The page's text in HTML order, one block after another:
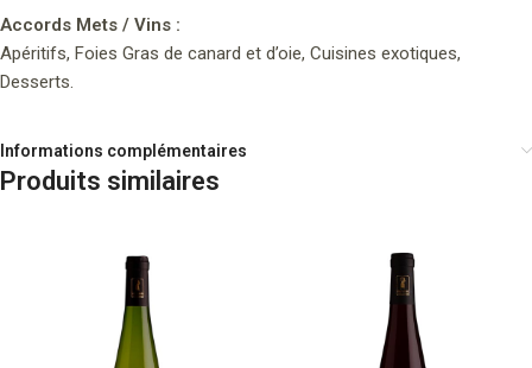
Accords Mets / Vins :
Apéritifs, Foies Gras de canard et d’oie, Cuisines exotiques,
Desserts.
Informations complémentaires
Produits similaires